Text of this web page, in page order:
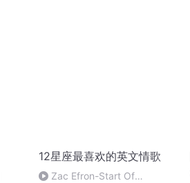
12星座最喜欢的英文情歌
Zac Efron-Start Of